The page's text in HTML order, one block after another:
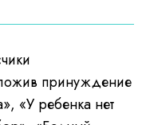
принуждение
«У ребенка нет